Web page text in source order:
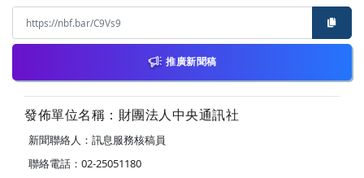
推廣新聞稿
發佈單位名稱：財團法人中央通訊社
新聞聯絡人：訊息服務核稿員
聯絡電話：02-25051180